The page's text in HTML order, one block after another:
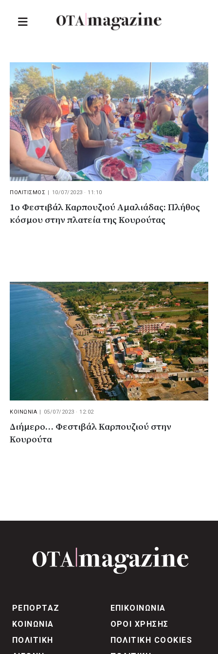
ΠΟΛΙΤΙΣΜΟΣ 10/07/2023 · 11:10
1ο Φεστιβάλ Καρπουζιού Αμαλιάδας: Πλήθος
κόσμου στην πλατεία της Κουρούτας
ΚΟΙΝΩΝΙΑ 05/07/2023 · 12:02
Διήμερο… Φεστιβάλ Καρπουζιού στην
Κουρούτα
ΡΕΠΟΡΤΑΖ
ΚΟΙΝΩΝΙΑ
ΠΟΛΙΤΙΚΗ
ΕΠΙΚΟΙΝΩΝΙΑ
ΟΡΟΙ ΧΡΗΣΗΣ
ΠΟΛΙΤΙΚΗ COOKIES